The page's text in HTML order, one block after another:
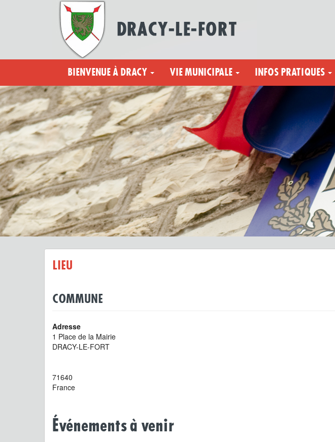
BIENVENUE À DRACY VIE MUNICIPALE INFOS PRATIQUES
LIEU
COMMUNE
Adresse
1 Place de la Mairie
DRACY-LE-FORT
71640
France
Événements à venir